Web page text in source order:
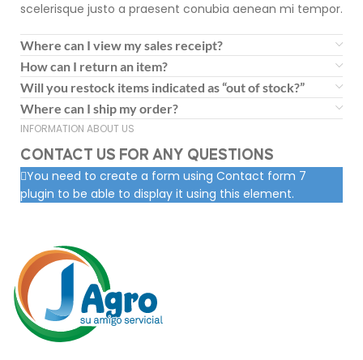
scelerisque justo a praesent conubia aenean mi tempor.
Where can I view my sales receipt?
How can I return an item?
Will you restock items indicated as “out of stock?”
Where can I ship my order?
INFORMATION ABOUT US
CONTACT US FOR ANY QUESTIONS
You need to create a form using Contact form 7
plugin to be able to display it using this element.